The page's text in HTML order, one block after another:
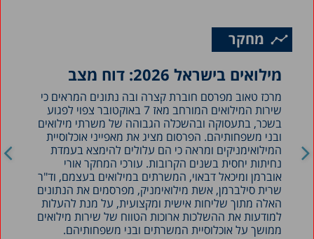
מחקר
מילואים בישראל 2026: דוח מצב
מרכז טאוב מפרסם חוברת קצרה ובה נתונים המראים כי
שירות המילואים המורחב מאז 7 באוקטובר צפוי לפגוע
בשכר, בתעסוקה ובהשכלה הגבוהה של משרתי מילואים
ובני משפחותיהם. הפרסום מציג את מאפייני אוכלוסיית
המילואימניקים ומראה כי הם עלולים להימצא בעמדת
נחיתות יחסית בשנים הקרובות. עורכי המחקר אורי
אוברמן ומיכאל דבאוי, המשרתים במילואים בעצמם, וד"ר
שרית סילברמן, אשת מילואימניק, מפרסמים את הנתונים
האלה מתוך שליחות אישית ומקצועית, על מנת להעלות
למודעות את ההשלכות ארוכות הטווח של שירות מילואים
ממושך על אוכלוסיית המשרתים ובני משפחותיהם.